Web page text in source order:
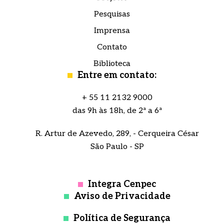
Pesquisas
Imprensa
Contato
Biblioteca
Entre em contato:
+ 55 11 2132 9000
das 9h às 18h, de 2ª a 6ª
R. Artur de Azevedo, 289, - Cerqueira César
São Paulo - SP
Integra Cenpec
Aviso de Privacidade
Política de Segurança